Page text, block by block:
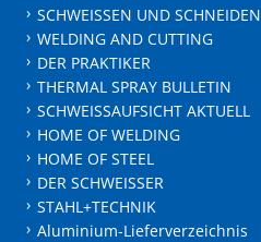
SCHWEISSEN UND SCHNEIDEN
WELDING AND CUTTING
DER PRAKTIKER
THERMAL SPRAY BULLETIN
SCHWEISSAUFSICHT AKTUELL
HOME OF WELDING
HOME OF STEEL
DER SCHWEISSER
STAHL+TECHNIK
Aluminium-Lieferverzeichnis